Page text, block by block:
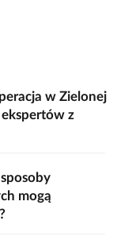
w Zielonej
z
mogą